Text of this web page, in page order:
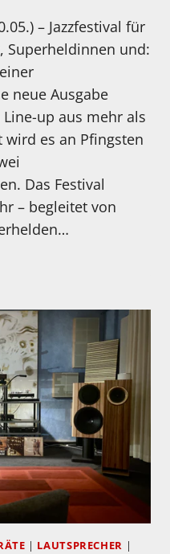
– Jazzfestival für
Superheldinnen und:
neue Ausgabe
up aus mehr als
wird es an Pfingsten
Das Festival
– begleitet von
| LAUTSPRECHER |